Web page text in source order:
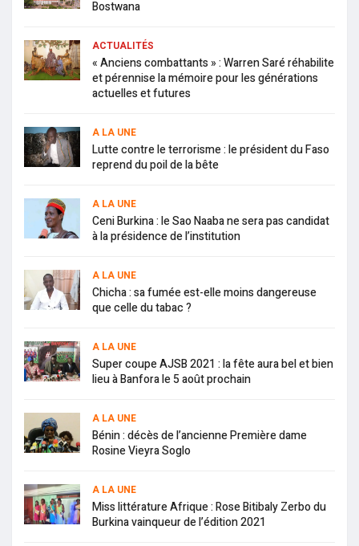
Bostwana
ACTUALITÉS
« Anciens combattants » : Warren Saré réhabilite
et pérennise la mémoire pour les générations
actuelles et futures
A LA UNE
Lutte contre le terrorisme : le président du Faso
reprend du poil de la bête
A LA UNE
Ceni Burkina : le Sao Naaba ne sera pas candidat
à la présidence de l’institution
A LA UNE
Chicha : sa fumée est-elle moins dangereuse
que celle du tabac ?
A LA UNE
Super coupe AJSB 2021 : la fête aura bel et bien
lieu à Banfora le 5 août prochain
A LA UNE
Bénin : décès de l’ancienne Première dame
Rosine Vieyra Soglo
A LA UNE
Miss littérature Afrique : Rose Bitibaly Zerbo du
Burkina vainqueur de l’édition 2021